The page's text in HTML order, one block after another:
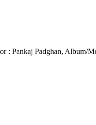
: Pankaj Padghan, Album/